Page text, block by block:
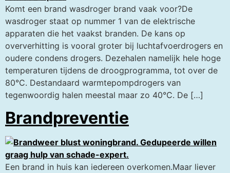
Komt een brand wasdroger brand vaak voor?De
wasdroger staat op nummer 1 van de elektrische
apparaten die het vaakst branden. De kans op
oververhitting is vooral groter bij luchtafvoerdrogers en
oudere condens drogers. Dezehalen namelijk hele hoge
temperaturen tijdens de droogprogramma, tot over de
80°C. Destandaard warmtepompdrogers van
tegenwoordig halen meestal maar zo 40°C. De […]
Brandpreventie
Een brand in huis kan iedereen overkomen.Maar liever